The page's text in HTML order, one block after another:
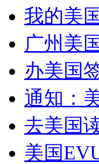
我的美
广州美
办美国
通知：
去美国
美国